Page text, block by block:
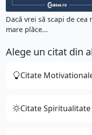
Dacă vrei să scapi de cea
mare plăce...
Alege un citat din
Citate
Citate Spiritualitate